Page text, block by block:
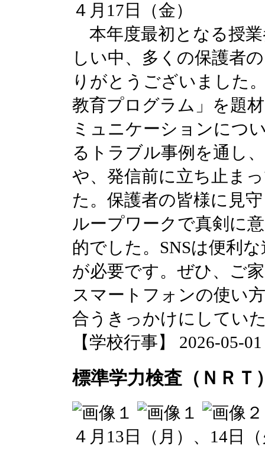
４月17日（金）
本年度最初となる授
しい中、多くの保護者
りがとうございました
教育プログラム」を題
ミュニケーションにつ
るトラブル事例を通し
や、発信前に立ち止ま
た。保護者の皆様に見
ループワークで真剣に
的でした。SNSは便利
が必要です。ぜひ、ご
スマートフォンの使い
合うきっかけにしてい
【学校行事】 2026-05-
標準学力検査（ＮＲＴ
４月13日（月）、14日